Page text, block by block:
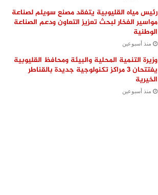
رئيس مياه القليوبية يتفقد مصنع سويلم لصناعة
مواسير الفخار لبحث تعزيز التعاون ودعم الصناعة
الوطنية
منذ أسبوعين
وزيرة التنمية المحلية والبيئة ومحافظ القليوبية
يفتتحان 3 مراكز تكنولوجية جديدة بالقناطر
الخيرية
منذ أسبوعين